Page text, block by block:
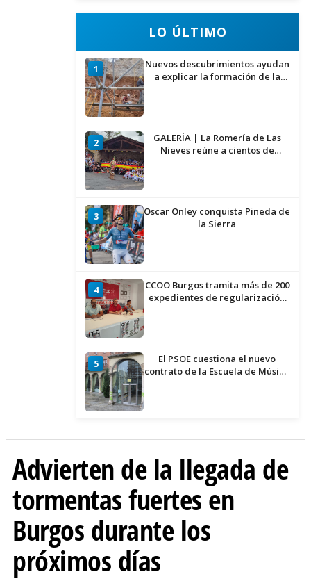
LO ÚLTIMO
1
Nuevos descubrimientos ayudan
a explicar la formación de la
2
GALERÍA | La Romería de Las
Nieves reúne a cientos de
3
Oscar Onley conquista Pineda de
la Sierra
4
CCOO Burgos tramita más de 200
expedientes de regularización
5
El PSOE cuestiona el nuevo
contrato de la Escuela de Música
Advierten de la llegada de
tormentas fuertes en
Burgos durante los
próximos días